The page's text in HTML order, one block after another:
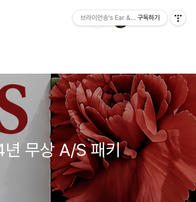
년 무상 A/S 패키
브라이언송's Ear & Hearing
구독하기